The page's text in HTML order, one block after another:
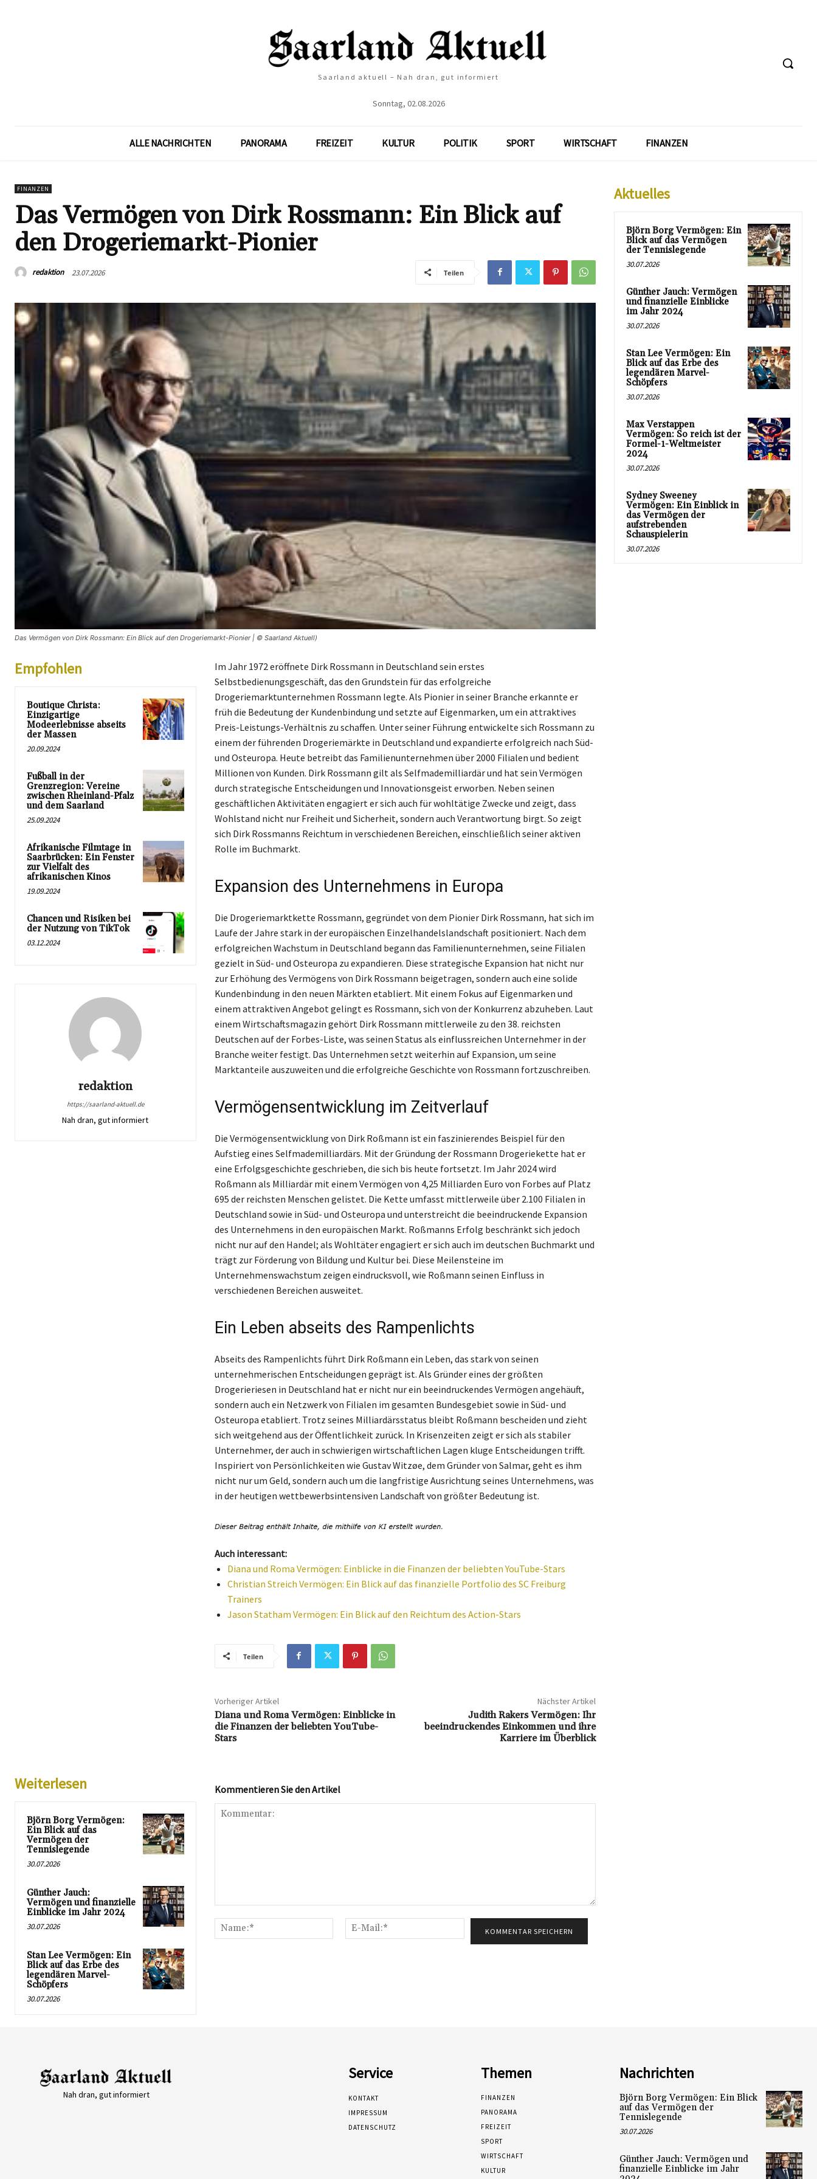
Saarland aktuell – Nah dran, gut informiert
Sonntag, 02.08.2026
ALLE NACHRICHTEN PANORAMA FREIZEIT KULTUR POLITIK SPORT WIRTSCHAFT FINANZEN
FINANZEN
Das Vermögen von Dirk Rossmann: Ein Blick auf
den Drogeriemarkt-Pionier
redaktion 23.07.2026 Teilen
Das Vermögen von Dirk Rossmann: Ein Blick auf den Drogeriemarkt-Pionier | © Saarland Aktuell)
Empfohlen
Boutique Christa:
Einzigartige
Modeerlebnisse abseits
der Massen
20.09.2024
Fußball in der
Grenzregion: Vereine
zwischen Rheinland-Pfalz
und dem Saarland
25.09.2024
Afrikanische Filmtage in
Saarbrücken: Ein Fenster
zur Vielfalt des
afrikanischen Kinos
19.09.2024
Chancen und Risiken bei
der Nutzung von TikTok
03.12.2024
redaktion
https://saarland-aktuell.de
Nah dran, gut informiert
Im Jahr 1972 eröffnete Dirk Rossmann in Deutschland sein erstes
Selbstbedienungsgeschäft, das den Grundstein für das erfolgreiche
Drogeriemarktunternehmen Rossmann legte. Als Pionier in seiner Branche erkannte er
früh die Bedeutung der Kundenbindung und setzte auf Eigenmarken, um ein attraktives
Preis-Leistungs-Verhältnis zu schaffen. Unter seiner Führung entwickelte sich Rossmann zu
einem der führenden Drogeriemärkte in Deutschland und expandierte erfolgreich nach Süd-
und Osteuropa. Heute betreibt das Familienunternehmen über 2000 Filialen und bedient
Millionen von Kunden. Dirk Rossmann gilt als Selfmademilliardär und hat sein Vermögen
durch strategische Entscheidungen und Innovationsgeist erworben. Neben seinen
geschäftlichen Aktivitäten engagiert er sich auch für wohltätige Zwecke und zeigt, dass
Wohlstand nicht nur Freiheit und Sicherheit, sondern auch Verantwortung birgt. So zeigt
sich Dirk Rossmanns Reichtum in verschiedenen Bereichen, einschließlich seiner aktiven
Rolle im Buchmarkt.
Expansion des Unternehmens in Europa
Die Drogeriemarktkette Rossmann, gegründet von dem Pionier Dirk Rossmann, hat sich im
Laufe der Jahre stark in der europäischen Einzelhandelslandschaft positioniert. Nach dem
erfolgreichen Wachstum in Deutschland begann das Familienunternehmen, seine Filialen
gezielt in Süd- und Osteuropa zu expandieren. Diese strategische Expansion hat nicht nur
zur Erhöhung des Vermögens von Dirk Rossmann beigetragen, sondern auch eine solide
Kundenbindung in den neuen Märkten etabliert. Mit einem Fokus auf Eigenmarken und
einem attraktiven Angebot gelingt es Rossmann, sich von der Konkurrenz abzuheben. Laut
einem Wirtschaftsmagazin gehört Dirk Rossmann mittlerweile zu den 38. reichsten
Deutschen auf der Forbes-Liste, was seinen Status als einflussreichen Unternehmer in der
Branche weiter festigt. Das Unternehmen setzt weiterhin auf Expansion, um seine
Marktanteile auszuweiten und die erfolgreiche Geschichte von Rossmann fortzuschreiben.
Vermögensentwicklung im Zeitverlauf
Die Vermögensentwicklung von Dirk Roßmann ist ein faszinierendes Beispiel für den
Aufstieg eines Selfmademilliardärs. Mit der Gründung der Rossmann Drogeriekette hat er
eine Erfolgsgeschichte geschrieben, die sich bis heute fortsetzt. Im Jahr 2024 wird
Roßmann als Milliardär mit einem Vermögen von 4,25 Milliarden Euro von Forbes auf Platz
695 der reichsten Menschen gelistet. Die Kette umfasst mittlerweile über 2.100 Filialen in
Deutschland sowie in Süd- und Osteuropa und unterstreicht die beeindruckende Expansion
des Unternehmens in den europäischen Markt. Roßmanns Erfolg beschränkt sich jedoch
nicht nur auf den Handel; als Wohltäter engagiert er sich auch im deutschen Buchmarkt und
trägt zur Förderung von Bildung und Kultur bei. Diese Meilensteine im
Unternehmenswachstum zeigen eindrucksvoll, wie Roßmann seinen Einfluss in
verschiedenen Bereichen ausweitet.
Ein Leben abseits des Rampenlichts
Abseits des Rampenlichts führt Dirk Roßmann ein Leben, das stark von seinen
unternehmerischen Entscheidungen geprägt ist. Als Gründer eines der größten
Drogerieriesen in Deutschland hat er nicht nur ein beeindruckendes Vermögen angehäuft,
sondern auch ein Netzwerk von Filialen im gesamten Bundesgebiet sowie in Süd- und
Osteuropa etabliert. Trotz seines Milliardärsstatus bleibt Roßmann bescheiden und zieht
sich weitgehend aus der Öffentlichkeit zurück. In Krisenzeiten zeigt er sich als stabiler
Unternehmer, der auch in schwierigen wirtschaftlichen Lagen kluge Entscheidungen trifft.
Inspiriert von Persönlichkeiten wie Gustav Witzøe, dem Gründer von Salmar, geht es ihm
nicht nur um Geld, sondern auch um die langfristige Ausrichtung seines Unternehmens, was
in der heutigen wettbewerbsintensiven Landschaft von größter Bedeutung ist.
Auch interessant:
Diana und Roma Vermögen: Einblicke in die Finanzen der beliebten YouTube-Stars
Christian Streich Vermögen: Ein Blick auf das finanzielle Portfolio des SC Freiburg
Trainers
Jason Statham Vermögen: Ein Blick auf den Reichtum des Action-Stars
Teilen
Vorheriger Artikel
Diana und Roma Vermögen: Einblicke in
die Finanzen der beliebten YouTube-
Stars
Nächster Artikel
Judith Rakers Vermögen: Ihr
beeindruckendes Einkommen und ihre
Karriere im Überblick
Weiterlesen
Björn Borg Vermögen:
Ein Blick auf das
Vermögen der
Tennislegende
30.07.2026
Günther Jauch:
Vermögen und finanzielle
Einblicke im Jahr 2024
30.07.2026
Stan Lee Vermögen: Ein
Blick auf das Erbe des
legendären Marvel-
Schöpfers
30.07.2026
Kommentieren Sie den Artikel
Name:*
Mail:*
Aktuelles
Björn Borg Vermögen: Ein
Blick auf das Vermögen
der Tennislegende
30.07.2026
Günther Jauch: Vermögen
und finanzielle Einblicke
im Jahr 2024
30.07.2026
Stan Lee Vermögen: Ein
Blick auf das Erbe des
legendären Marvel-
Schöpfers
30.07.2026
Max Verstappen
Vermögen: So reich ist der
Formel-1-Weltmeister
2024
30.07.2026
Sydney Sweeney
Vermögen: Ein Einblick in
das Vermögen der
aufstrebenden
Schauspielerin
30.07.2026
Nah dran, gut informiert
Service
KONTAKT
IMPRESSUM
DATENSCHUTZ
Themen
FINANZEN
PANORAMA
FREIZEIT
SPORT
WIRTSCHAFT
KULTUR
Nachrichten
Björn Borg Vermögen: Ein Blick
auf das Vermögen der
Tennislegende
30.07.2026
Günther Jauch: Vermögen und
finanzielle Einblicke im Jahr